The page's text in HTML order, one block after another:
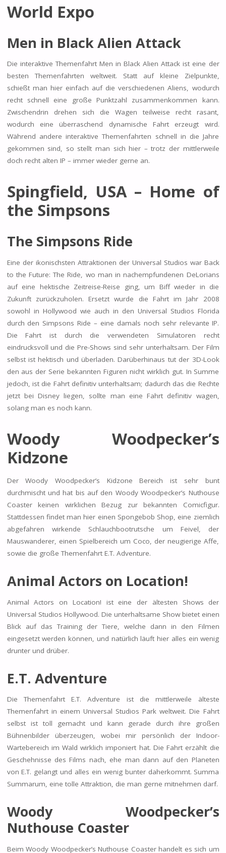
World Expo
Men in Black Alien Attack
Die interaktive Themenfahrt Men in Black Alien Attack ist eine der
besten Themenfahrten weltweit. Statt auf kleine Zielpunkte,
schießt man hier einfach auf die verschiedenen Aliens, wodurch
recht schnell eine große Punktzahl zusammenkommen kann.
Zwischendrin drehen sich die Wagen teilweise recht rasant,
wodurch eine überraschend dynamische Fahrt erzeugt wird.
Während andere interaktive Themenfahrten schnell in die Jahre
gekommen sind, so stellt man sich hier – trotz der mittlerweile
doch recht alten IP – immer wieder gerne an.
Spingfield, USA – Home of
the Simpsons
The Simpsons Ride
Eine der ikonischsten Attraktionen der Universal Studios war Back
to the Future: The Ride, wo man in nachempfundenen DeLorians
auf eine hektische Zeitreise-Reise ging, um Biff wieder in die
Zukunft zurückzuholen. Ersetzt wurde die Fahrt im Jahr 2008
sowohl in Hollywood wie auch in den Universal Studios Florida
durch den Simpsons Ride – eine damals noch sehr relevante IP.
Die Fahrt ist durch die verwendeten Simulatoren recht
eindrucksvoll und die Pre-Shows sind sehr unterhaltsam. Der Film
selbst ist hektisch und überladen. Darüberhinaus tut der 3D-Look
den aus der Serie bekannten Figuren nicht wirklich gut. In Summe
jedoch, ist die Fahrt definitiv unterhaltsam; dadurch das die Rechte
jetzt bei Disney liegen, sollte man eine Fahrt definitiv wagen,
solang man es noch kann.
Woody Woodpecker’s
Kidzone
Der Woody Woodpecker’s Kidzone Bereich ist sehr bunt
durchmischt und hat bis auf den Woody Woodpecker’s Nuthouse
Coaster keinen wirklichen Bezug zur bekannten Comicfigur.
Stattdessen findet man hier einen Spongebob Shop, eine ziemlich
abgefahren wirkende Schlauchbootrutsche um Feivel, der
Mauswanderer, einen Spielbereich um Coco, der neugierige Affe,
sowie die große Themenfahrt E.T. Adventure.
Animal Actors on Location!
Animal Actors on Location! ist eine der ältesten Shows der
Universal Studios Hollywood. Die unterhaltsame Show bietet einen
Blick auf das Training der Tiere, welche dann in den Filmen
eingesetzt werden können, und natürlich läuft hier alles ein wenig
drunter und drüber.
E.T. Adventure
Die Themenfahrt E.T. Adventure ist die mittlerweile älteste
Themenfahrt in einem Universal Studios Park weltweit. Die Fahrt
selbst ist toll gemacht und kann gerade durch ihre großen
Bühnenbilder überzeugen, wobei mir persönlich der Indoor-
Wartebereich im Wald wirklich imponiert hat. Die Fahrt erzählt die
Geschehnisse des Films nach, ehe man dann auf den Planeten
von E.T. gelangt und alles ein wenig bunter daherkommt. Summa
Summarum, eine tolle Attraktion, die man gerne mitnehmen darf.
Woody Woodpecker’s
Nuthouse Coaster
Beim Woody Woodpecker’s Nuthouse Coaster handelt es sich um